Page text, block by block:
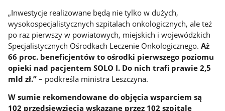
„Inwestycje realizowane będą nie tylko w dużych,
wysokospecjalistycznych szpitalach onkologicznych, ale też
po raz pierwszy w powiatowych, miejskich i wojewódzkich
Specjalistycznych Ośrodkach Leczenie Onkologicznego.Aż
66 proc. beneficjentów to ośrodki pierwszego poziomu
opieki nad pacjentem SOLO I. Do nich trafi prawie 2,5
mld zł.”– podkreśla ministra Leszczyna.
W sumie rekomendowane do objęcia wsparciem są
102 przedsięwzięcia wskazane przez 102 szpitale